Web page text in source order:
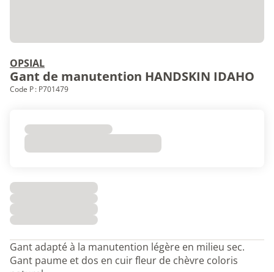
OPSIAL
Gant de manutention HANDSKIN IDAHO
Code P : P701479
Gant adapté à la manutention légère en milieu sec.
Gant paume et dos en cuir fleur de chèvre coloris